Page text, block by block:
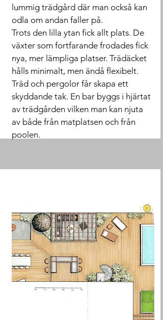
lummig trädgård där man också kan
odla om andan faller på.
Trots den lilla ytan fick allt plats. De
växter som fortfarande frodades fick
nya, mer lämpliga platser. Trädäcket
hålls minimalt, men ändå flexibelt.
Träd och pergolor får skapa ett
skyddande tak. En bar byggs i hjärtat
av trädgården vilken man kan njuta
av både från matplatsen och från
poolen.